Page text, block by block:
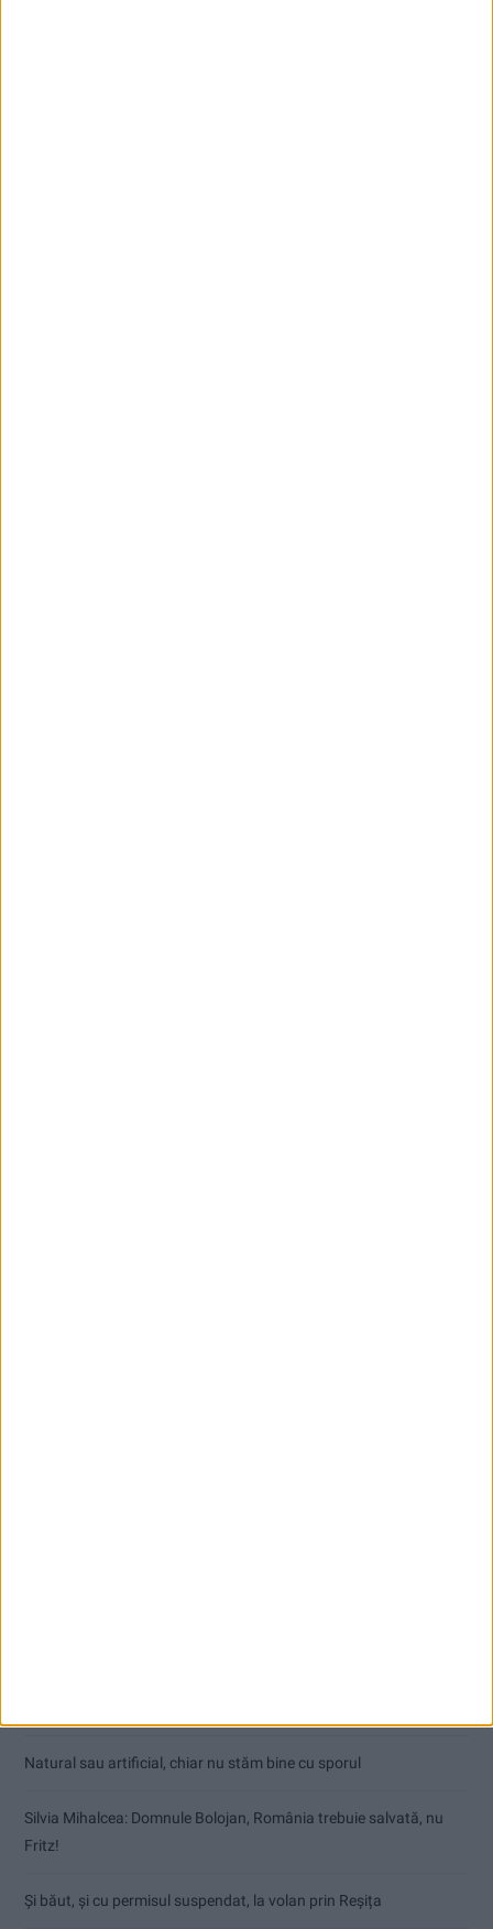
Natural sau artificial, chiar nu stăm bine cu sporul
Silvia Mihalcea: Domnule Bolojan, România trebuie salvată, nu
Fritz!
Și băut, și cu permisul suspendat, la volan prin Reșița